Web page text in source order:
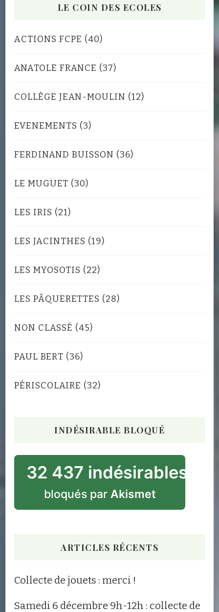
LE COIN DES ECOLES
ACTIONS FCPE (40)
ANATOLE FRANCE (37)
COLLÈGE JEAN-MOULIN (12)
EVENEMENTS (3)
FERDINAND BUISSON (36)
LE MUGUET (30)
LES IRIS (21)
LES JACINTHES (19)
LES MYOSOTIS (22)
LES PÂQUERETTES (28)
NON CLASSÉ (45)
PAUL BERT (36)
PÉRISCOLAIRE (32)
INDÉSIRABLE BLOQUÉ
32 437 indésirables
bloqués par Akismet
ARTICLES RÉCENTS
Collecte de jouets : merci !
Samedi 6 décembre 9h-12h : collecte de